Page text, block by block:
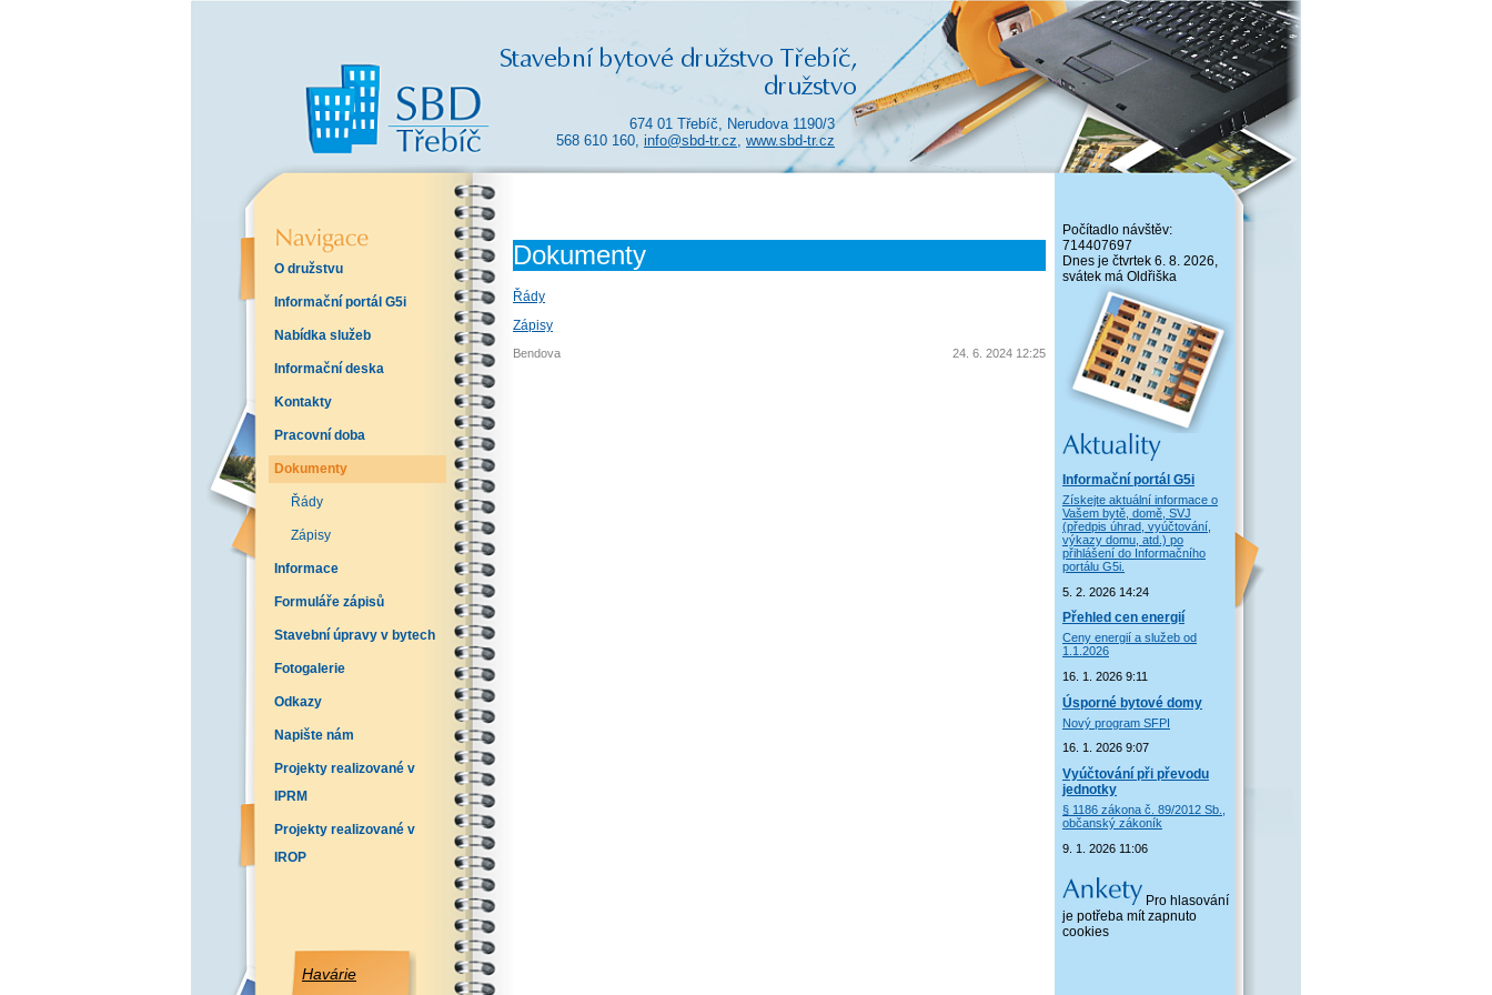
674 01 Třebíč, Nerudova 1190/3
568 610 160, info@sbd-tr.cz, www.sbd-tr.cz
O družstvu
Informační portál G5i
Nabídka služeb
Informační deska
Kontakty
Pracovní doba
Dokumenty
Řády
Zápisy
Informace
Formuláře zápisů
Stavební úpravy v bytech
Fotogalerie
Odkazy
Napište nám
Projekty realizované v
IPRM
Projekty realizované v
IROP
Havárie
Počítadlo návštěv:
714407697
Dnes je čtvrtek 6. 8. 2026,
svátek má Oldřiška
Informační portál G5i
Získejte aktuální informace o
Vašem bytě, domě, SVJ
(předpis úhrad, vyúčtování,
výkazy domu, atd.) po
přihlášení do Informačního
portálu G5i.
5. 2. 2026 14:24
Přehled cen energií
Ceny energií a služeb od
1.1.2026
16. 1. 2026 9:11
Úsporné bytové domy
Nový program SFPI
16. 1. 2026 9:07
Vyúčtování při převodu
jednotky
§ 1186 zákona č. 89/2012 Sb.,
občanský zákoník
9. 1. 2026 11:06
Pro hlasování
je potřeba mít zapnuto
cookies
Dokumenty
Řády
Zápisy
Bendova 24. 6. 2024 12:25